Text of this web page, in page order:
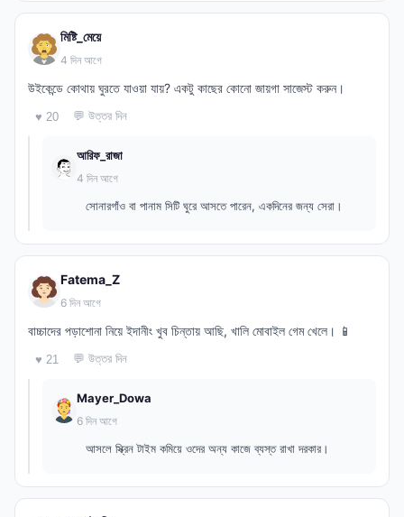
মিষ্টি_মেয়ে
4 দিন আগে
উইকেন্ডে কোথায় ঘুরতে যাওয়া যায়? একটু কাছের কোনো জায়গা সাজেস্ট করুন।
♥ 20 💬 উত্তর দিন
আরিফ_রাজা
4 দিন আগে
সোনারগাঁও বা পানাম সিটি ঘুরে আসতে পারেন, একদিনের জন্য সেরা।
Fatema_Z
6 দিন আগে
বাচ্চাদের পড়াশোনা নিয়ে ইদানীং খুব চিন্তায় আছি, খালি মোবাইল গেম খেলে। 📱
♥ 21 💬 উত্তর দিন
Mayer_Dowa
6 দিন আগে
আসলে স্ক্রিন টাইম কমিয়ে ওদের অন্য কাজে ব্যস্ত রাখা দরকার।